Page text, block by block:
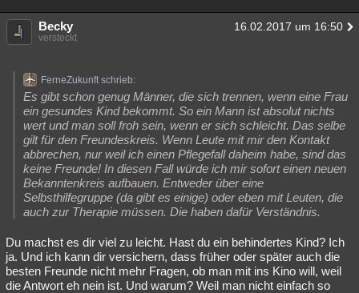
Becky 16.02.2017 um 16:50
versteckt
FerneZukunft schrieb:
Es gibt schon genug Männer, die sich trennen, wenn eine Frau
ein gesundes Kind bekommt. So ein Mann ist absolut nichts
wert und man soll froh sein, wenn er sich schleicht. Das selbe
gilt für den Freundeskreis. Wenn Leute mit mir den Kontakt
abbrechen, nur weil ich einen Pflegefall daheim habe, sind das
keine Freunde! In diesen Fall würde ich mir sofort einen neuen
Bekanntenkreis aufbauen. Entweder über eine
Selbsthilfegruppe (da gibt es einige) oder eben mit Leuten, die
auch zur Therapie müssen. Die haben dafür Verständnis.
Du machst es dir viel zu leicht. Hast du ein behindertes Kind? Ich
ja. Und ich kann dir versichern, dass früher oder später auch die
besten Freunde nicht mehr Fragen, ob man mit ins Kino will, weil
die Antwort eh nein ist. Und warum? Weil man nicht einfach so